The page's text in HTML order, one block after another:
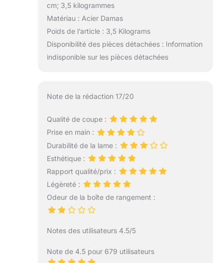
cm; 3,5 kilogrammes
Matériau : Acier Damas
Poids de l’article : 3,5 Kilograms
Disponibilité des pièces détachées : Information
indisponible sur les pièces détachées
Note de la rédaction 17/20
Qualité de coupe :
Prise en main :
Durabilité de la lame :
Esthétique :
Rapport qualité/prix :
Légèreté :
Odeur de la boîte de rangement :
Notes des utilisateurs 4.5/5
Note de 4.5 pour 679 utilisateurs